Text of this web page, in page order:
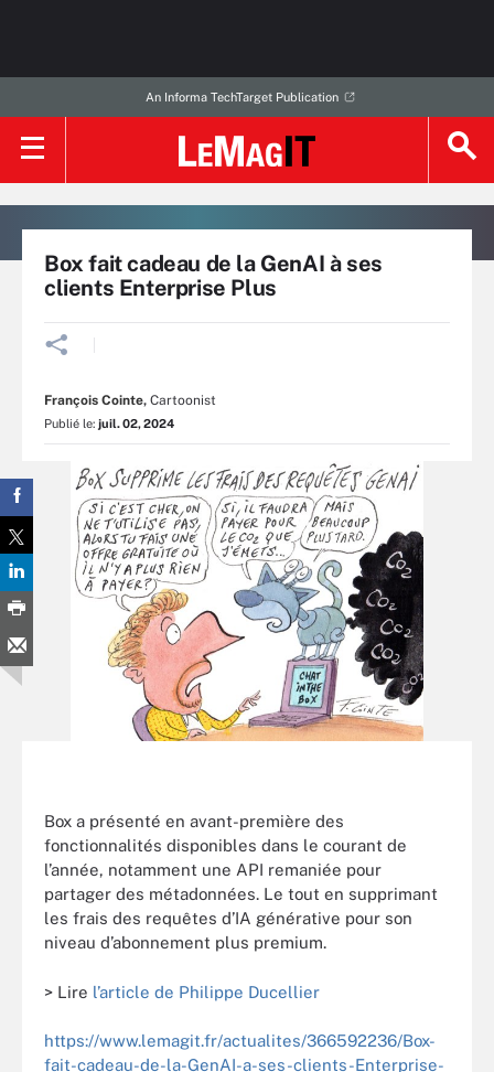
An Informa TechTarget Publication
Box fait cadeau de la GenAI à ses
clients Enterprise Plus
François Cointe, Cartoonist
Publié le: juil. 02, 2024
Box a présenté en avant-première des
fonctionnalités disponibles dans le courant de
l’année, notamment une API remaniée pour
partager des métadonnées. Le tout en supprimant
les frais des requêtes d’IA générative pour son
niveau d’abonnement plus premium.
> Lire l’article de Philippe Ducellier
https://www.lemagit.fr/actualites/366592236/Box-
fait-cadeau-de-la-GenAI-a-ses-clients-Enterprise-